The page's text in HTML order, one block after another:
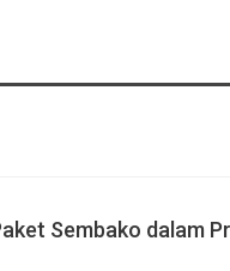
Sembako dalam